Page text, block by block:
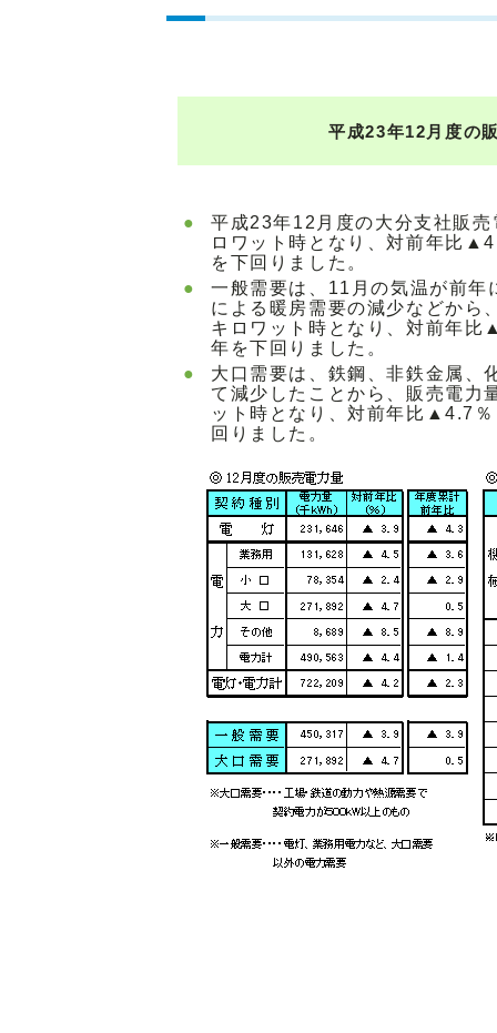
平成23年12月度の
●
平成23年12月度の大分支社販
ロワット時となり、対前年比
を下回りました。
●
一般需要は、11月の気温が前年
による暖房需要の減少などから
キロワット時となり、対前年
年を下回りました。
●
大口需要は、鉄鋼、非鉄金属、
て減少したことから、販売電力
ット時となり、対前年比▲4.7
回りました。